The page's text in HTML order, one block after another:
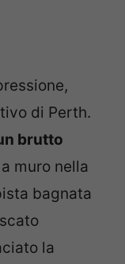
di Perth.
brutto
muro nella
bagnata
la